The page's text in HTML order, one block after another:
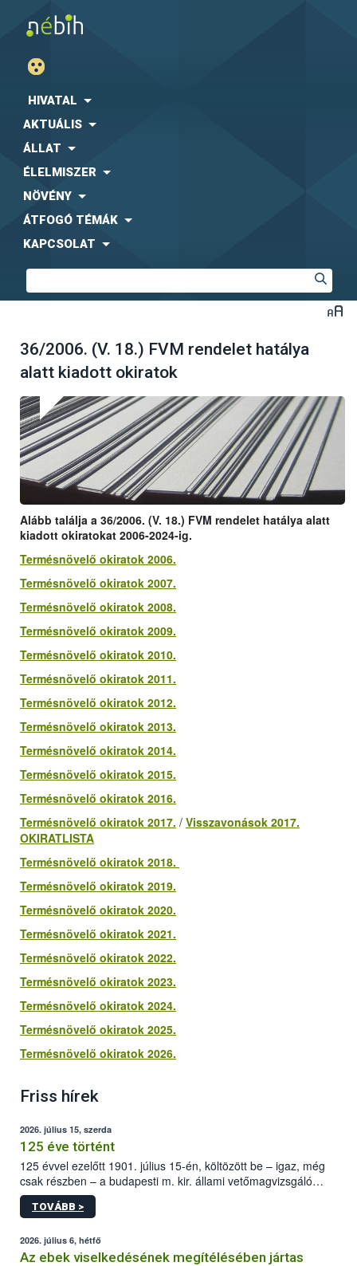
HIVATAL
AKTUÁLIS
ÁLLAT
ÉLELMISZER
NÖVÉNY
ÁTFOGÓ TÉMÁK
KAPCSOLAT
36/2006. (V. 18.) FVM rendelet hatálya
alatt kiadott okiratok
Alább találja a 36/2006. (V. 18.) FVM rendelet hatálya alatt
kiadott okiratokat 2006-2024-ig.
Termésnövelő okiratok 2006.
Termésnövelő okiratok 2007.
Termésnövelő okiratok 2008.
Termésnövelő okiratok 2009.
Termésnövelő okiratok 2010.
Termésnövelő okiratok 2011.
Termésnövelő okiratok 2012.
Termésnövelő okiratok 2013.
Termésnövelő okiratok 2014.
Termésnövelő okiratok 2015.
Termésnövelő okiratok 2016.
Termésnövelő okiratok 2017. / Visszavonások 2017.
OKIRATLISTA
Termésnövelő okiratok 2018.
Termésnövelő okiratok 2019.
Termésnövelő okiratok 2020.
Termésnövelő okiratok 2021.
Termésnövelő okiratok 2022.
Termésnövelő okiratok 2023.
Termésnövelő okiratok 2024.
Termésnövelő okiratok 2025.
Termésnövelő okiratok 2026.
Friss hírek
2026. július 15, szerda
125 éve történt
125 évvel ezelőtt 1901. július 15-én, költözött be – igaz, még
csak részben – a budapesti m. kir. állami vetőmagvizsgáló
állomás a Kis Rókus utca 15. szám alatti, Czigler Győző által
tervezett új épületébe.
TOVÁBB >
2026. július 6, hétfő
Az ebek viselkedésének megítélésében jártas